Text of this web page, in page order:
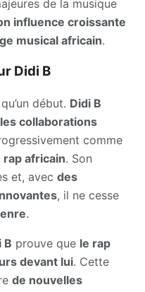
de la musique
influence croissante
musical africain.
Didi B
qu’un début. Didi B
collaborations
comme
africain. Son
et, avec des
, il ne cesse
.
B prouve que le rap
devant lui. Cette
de nouvelles